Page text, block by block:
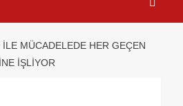
ILE MÜCADELEDE HER GEÇEN
IŞLIYOR